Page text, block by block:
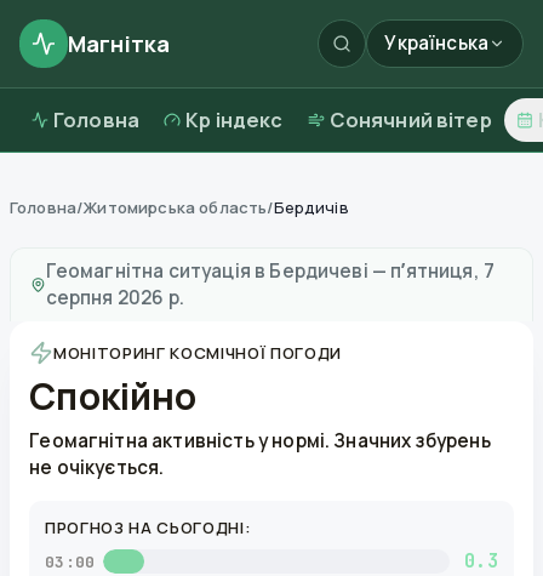
Магнітка Українська
Головна Kp індекс Сонячний вітер
Головна/Житомирська область/Бердичів
Геомагнітна ситуація в Бердичеві — пʼятниця, 7
серпня 2026 р.
МОНІТОРИНГ КОСМІЧНОЇ ПОГОДИ
Спокійно
Геомагнітна активність у нормі. Значних збурень
не очікується.
ПРОГНОЗ НА СЬОГОДНІ:
03:00 0.3